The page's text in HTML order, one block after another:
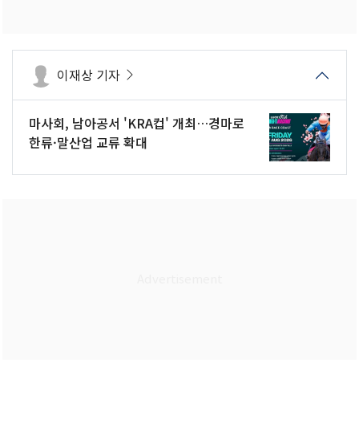
이재상 기자
마사회, 남아공서 'KRA컵' 개최…경마로
한류·말산업 교류 확대